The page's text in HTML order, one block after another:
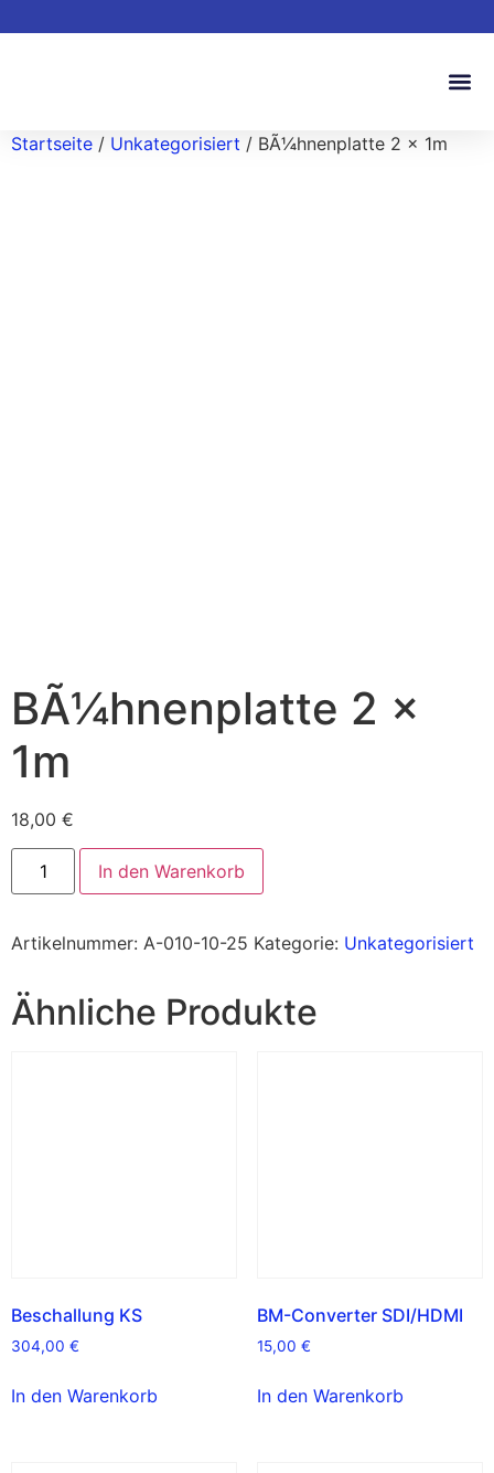
Startseite / Unkategorisiert / BÃ¼hnenplatte 2 x 1m
BÃ¼hnenplatte 2 x
1m
18,00 €
In den Warenkorb
Artikelnummer: A-010-10-25 Kategorie: Unkategorisiert
Ähnliche Produkte
Beschallung KS
304,00 €
In den Warenkorb
BM-Converter SDI/HDMI
15,00 €
In den Warenkorb